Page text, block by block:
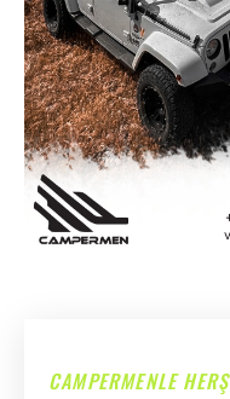
CAMPERMENLE